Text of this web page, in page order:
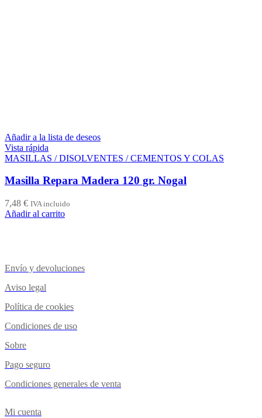
Añadir a la lista de deseos
Vista rápida
MASILLAS / DISOLVENTES / CEMENTOS Y COLAS
Masilla Repara Madera 120 gr. Nogal
7,48 € IVA incluido
Añadir al carrito
Envío y devoluciones
Aviso legal
Política de cookies
Condiciones de uso
Sobre
Pago seguro
Condiciones generales de venta
Mi cuenta